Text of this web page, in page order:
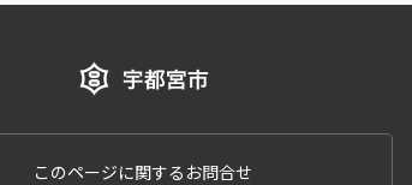
このページに関するお問合せ